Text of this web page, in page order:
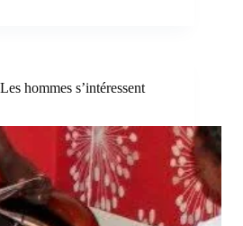
hommes s’intéressent